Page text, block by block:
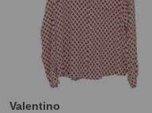
Valentino